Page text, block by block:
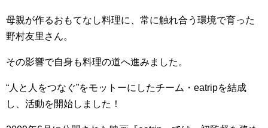
母親が作るおもてなし料理に、常に触れ合う環境で育った
野村友里さん。
その影響で自身も料理の道へ進みました。
“人と人をつなぐ”をモットーにしたチーム・eatripを結成
し、活動を開始しました！